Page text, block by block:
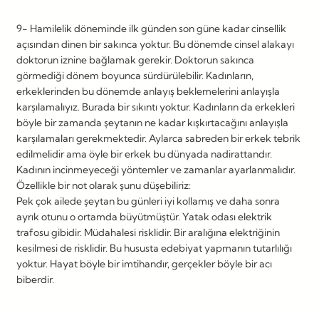
9- Hamilelik döneminde ilk günden son güne kadar cinsellik
açısından dinen bir sakınca yoktur. Bu dönemde cinsel alakayı
doktorun iznine bağlamak gerekir. Doktorun sakınca
görmediği dönem boyunca sürdürülebilir. Kadınların,
erkeklerinden bu dönemde anlayış beklemelerini anlayışla
karşılamalıyız. Burada bir sıkıntı yoktur. Kadınların da erkekleri
böyle bir zamanda şeytanın ne kadar kışkırtacağını anlayışla
karşılamaları gerekmektedir. Aylarca sabreden bir erkek tebrik
edilmelidir ama öyle bir erkek bu dünyada nadirattandır.
Kadının incinmeyeceği yöntemler ve zamanlar ayarlanmalıdır.
Özellikle bir not olarak şunu düşebiliriz:
Pek çok ailede şeytan bu günleri iyi kollamış ve daha sonra
ayrık otunu o ortamda büyütmüştür. Yatak odası elektrik
trafosu gibidir. Müdahalesi risklidir. Bir aralığına elektriğinin
kesilmesi de risklidir. Bu hususta edebiyat yapmanın tutarlılığı
yoktur. Hayat böyle bir imtihandır, gerçekler böyle bir acı
biberdir.